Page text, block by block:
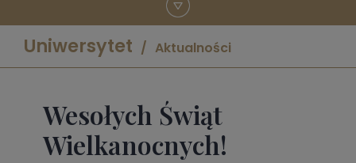
Uniwersytet Aktualności
Wesołych Świąt
Wielkanocnych!